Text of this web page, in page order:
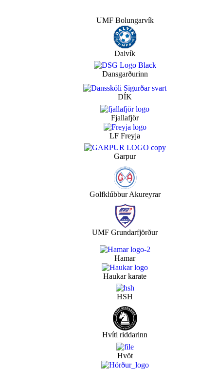
UMF Bolungarvík
Dalvík
Dansgarðurinn
DÍK
Fjallafjör
LF Freyja
Garpur
Golfklúbbur Akureyrar
UMF Grundarfjörður
Hamar
Haukar karate
HSH
Hvíti riddarinn
Hvöt